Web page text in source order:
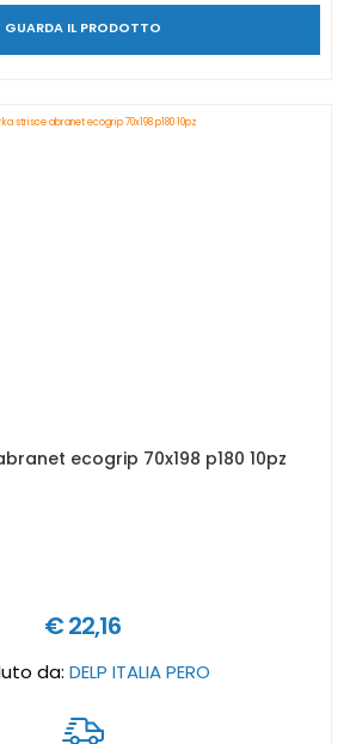
GUARDA IL PRODOTTO
ecogrip 70x198 p180 10pz
€ 22,16
da: DELP ITALIA PERO